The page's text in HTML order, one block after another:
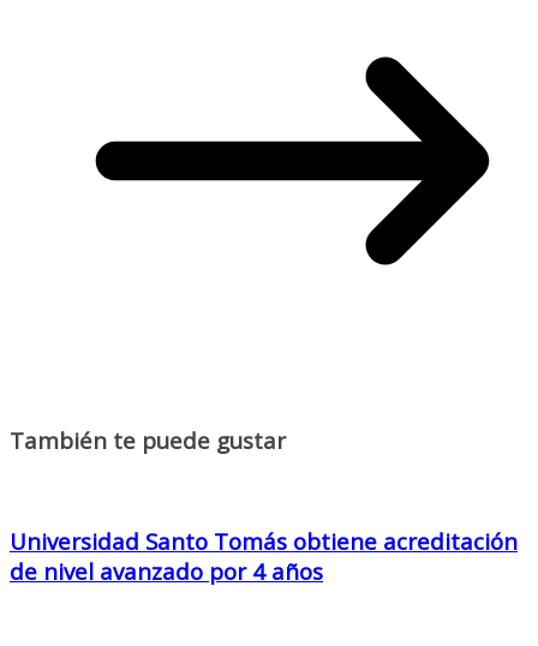
También te puede gustar
Universidad Santo Tomás obtiene acreditación
de nivel avanzado por 4 años